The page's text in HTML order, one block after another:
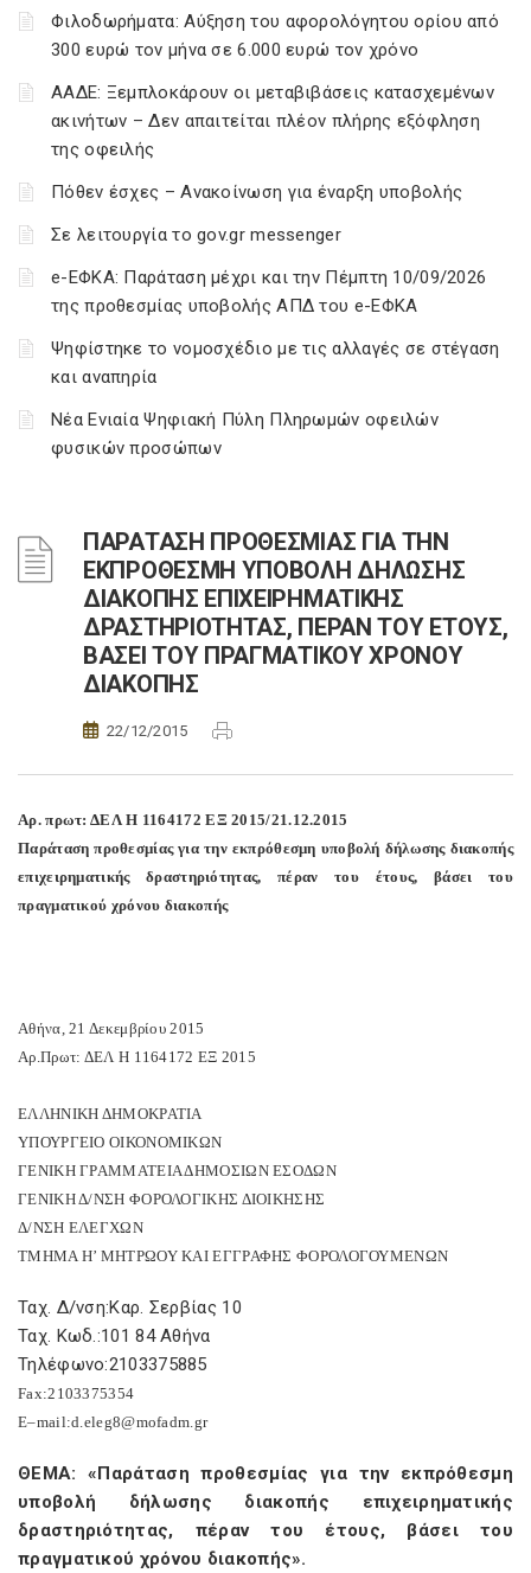
Φιλοδωρήματα: Αύξηση του αφορολόγητου ορίου από
300 ευρώ τον μήνα σε 6.000 ευρώ τον χρόνο
ΑΑΔΕ: Ξεμπλοκάρουν οι μεταβιβάσεις κατασχεμένων
ακινήτων – Δεν απαιτείται πλέον πλήρης εξόφληση
της οφειλής
Πόθεν έσχες – Ανακοίνωση για έναρξη υποβολής
Σε λειτουργία το gov.gr messenger
e-ΕΦΚΑ: Παράταση μέχρι και την Πέμπτη 10/09/2026
της προθεσμίας υποβολής ΑΠΔ του e-ΕΦΚΑ
Ψηφίστηκε το νομοσχέδιο με τις αλλαγές σε στέγαση
και αναπηρία
Νέα Ενιαία Ψηφιακή Πύλη Πληρωμών οφειλών
φυσικών προσώπων
ΠΑΡΑΤΑΣΗ ΠΡΟΘΕΣΜΙΑΣ ΓΙΑ ΤΗΝ
ΕΚΠΡΟΘΕΣΜΗ ΥΠΟΒΟΛΗ ΔΗΛΩΣΗΣ
ΔΙΑΚΟΠΗΣ ΕΠΙΧΕΙΡΗΜΑΤΙΚΗΣ
ΔΡΑΣΤΗΡΙΟΤΗΤΑΣ, ΠΕΡΑΝ ΤΟΥ ΕΤΟΥΣ,
ΒΑΣΕΙ ΤΟΥ ΠΡΑΓΜΑΤΙΚΟΥ ΧΡΟΝΟΥ
ΔΙΑΚΟΠΗΣ
22/12/2015
Αρ. πρωτ: ΔΕΛ Η 1164172 ΕΞ 2015/21.12.2015
Παράταση προθεσμίας για την εκπρόθεσμη υποβολή δήλωσης διακοπής
επιχειρηματικής δραστηριότητας, πέραν του έτους, βάσει του
πραγματικού χρόνου διακοπής
Αθήνα, 21 Δεκεμβρίου 2015
Αρ.Πρωτ: ΔΕΛ Η 1164172 ΕΞ 2015
ΕΛΛΗΝΙΚΗ ΔΗΜΟΚΡΑΤΙΑ
ΥΠΟΥΡΓΕΙΟ ΟΙΚΟΝΟΜΙΚΩΝ
ΓΕΝΙΚΗ ΓΡΑΜΜΑΤΕΙΑ ΔΗΜΟΣΙΩΝ ΕΣΟΔΩΝ
ΓΕΝΙΚΗ Δ/ΝΣΗ ΦΟΡΟΛΟΓΙΚΗΣ ΔΙΟΙΚΗΣΗΣ
Δ/ΝΣΗ ΕΛΕΓΧΩΝ
ΤΜΗΜΑ Η’ ΜΗΤΡΩΟΥ ΚΑΙ ΕΓΓΡΑΦΗΣ ΦΟΡΟΛΟΓΟΥΜΕΝΩΝ
Ταχ. Δ/νση:Καρ. Σερβίας 10
Ταχ. Κωδ.:101 84 Αθήνα
Τηλέφωνο:2103375885
Fax:2103375354
E–mail:d.eleg8@mofadm.gr
ΘΕΜΑ: «Παράταση προθεσμίας για την εκπρόθεσμη
υποβολή δήλωσης διακοπής επιχειρηματικής
δραστηριότητας, πέραν του έτους, βάσει του
πραγματικού χρόνου διακοπής».